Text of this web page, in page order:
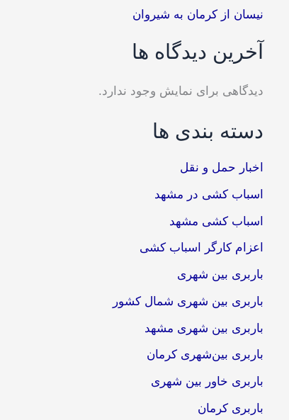
نیسان از کرمان به شیروان
آخرین دیدگاه ها
دیدگاهی برای نمایش وجود ندارد.
دسته بندی ها
اخبار حمل و نقل
اسباب کشی در مشهد
اسباب کشی مشهد
اعزام کارگر اسباب کشی
باربری بین شهری
باربری بین شهری شمال کشور
باربری بین شهری مشهد
باربری بین‌شهری کرمان
باربری خاور بین شهری
باربری کرمان